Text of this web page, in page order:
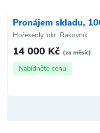
Pronájem skladu,
Hořesedly, okr. Rakovník
14 000 Kč (za měsíc)
Nabídněte cenu